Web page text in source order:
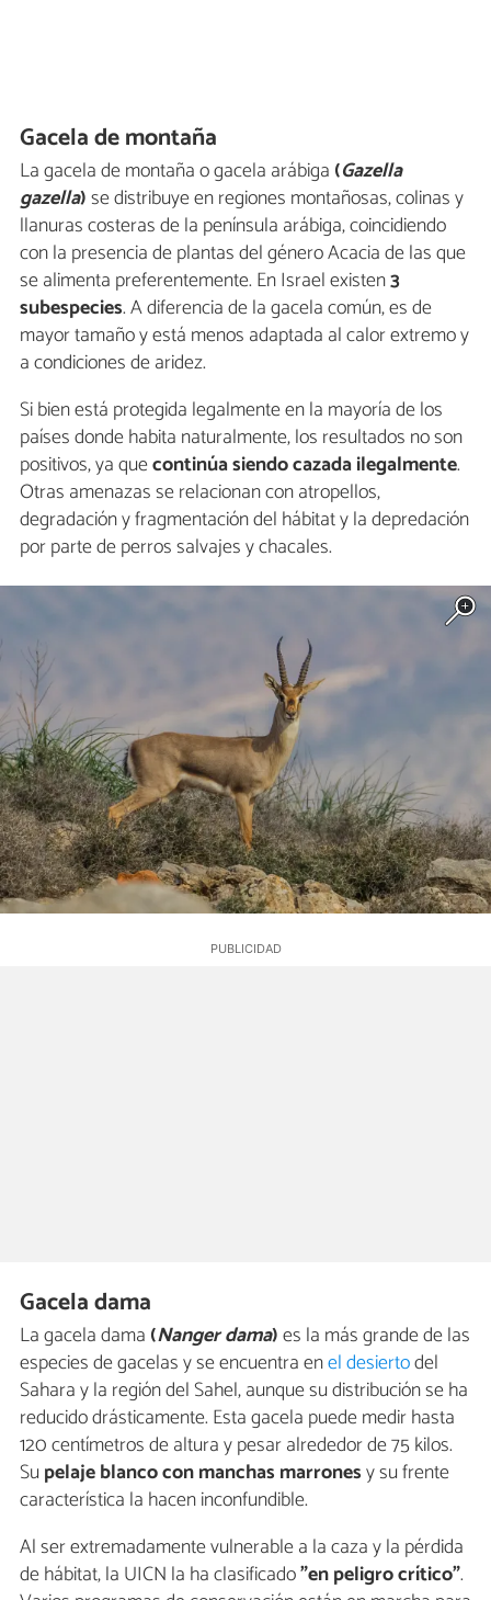
Gacela de montaña
La gacela de montaña o gacela arábiga (Gazella
gazella)se distribuye en regiones montañosas, colinas y
llanuras costeras de la península arábiga, coincidiendo
con la presencia de plantas del género Acacia de las que
se alimenta preferentemente. En Israel existen3
subespecies. A diferencia de la gacela común, es de
mayor tamaño y está menos adaptada al calor extremo y
a condiciones de aridez.
Si bien está protegida legalmente en la mayoría de los
países donde habita naturalmente, los resultados no son
positivos, ya quecontinúa siendo cazada ilegalmente.
Otras amenazas se relacionan con atropellos,
degradación y fragmentación del hábitat y la depredación
por parte de perros salvajes y chacales.
Gacela dama
La gacela dama (Nanger dama)es la más grande de las
especies de gacelas y se encuentra enel desiertodel
Sahara y la región del Sahel, aunque su distribución se ha
reducido drásticamente. Esta gacela puede medir hasta
120 centímetros de altura y pesar alrededor de 75 kilos.
Supelaje blanco con manchas marronesy su frente
característica la hacen inconfundible.
Al ser extremadamente vulnerable a la caza y la pérdida
de hábitat, la UICN la ha clasificado"en peligro crítico".